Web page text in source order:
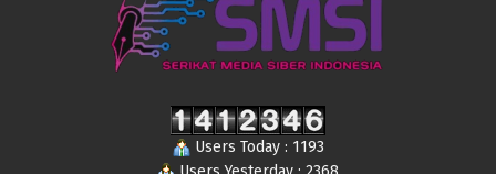
Users Today : 1193